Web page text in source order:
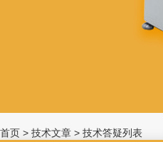
首页 > 技术文章 > 技术答疑列表